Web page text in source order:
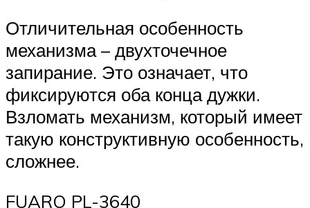
Отличительная особенность
механизма – двухточечное
запирание. Это означает, что
фиксируются оба конца дужки.
Взломать механизм, который имеет
такую конструктивную особенность,
сложнее.
FUARO PL-3640